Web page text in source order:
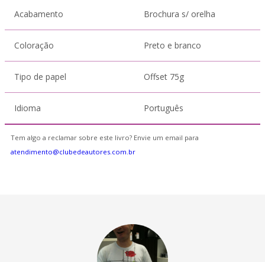
Acabamento Brochura s/ orelha
Coloração Preto e branco
Tipo de papel Offset 75g
Idioma Português
Tem algo a reclamar sobre este livro? Envie um email para
atendimento@clubedeautores.com.br